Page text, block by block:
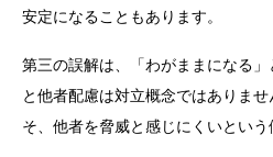
安定になることもあります。
第三の誤解は、「わがままになる
と他者配慮は対立概念ではありま
そ、他者を脅威と感じにくいという